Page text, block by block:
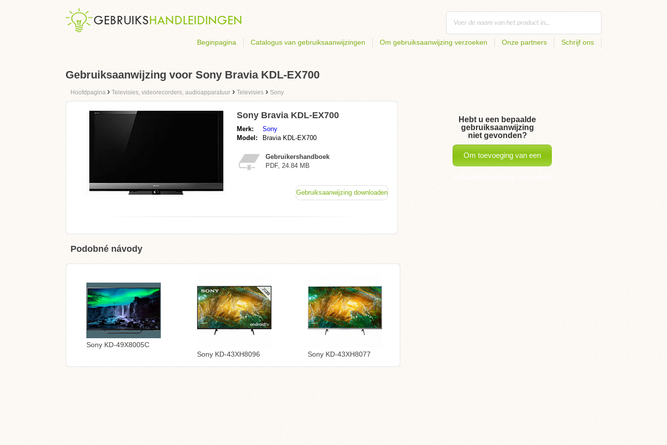
Beginpagina Catalogus van gebruiksaanwijzingen Om gebruiksaanwijzing verzoeken Onze partners Schrijf ons
Gebruiksaanwijzing voor Sony Bravia KDL-EX700
Hoofdpagina › Televisies, videorecorders, audioapparatuur › Televisies › Sony
Sony Bravia KDL-EX700
Merk:
Sony
Model:
Bravia KDL-EX700
Gebruikershandboek
PDF, 24.84 MB
Gebruiksaanwijzing downloaden
Podobné návody
Sony KD-49X8005C
Sony KD-43XH8096
Sony KD-43XH8077
Hebt u een bepaalde
gebruiksaanwijzing
niet gevonden?
Om toevoeging van een